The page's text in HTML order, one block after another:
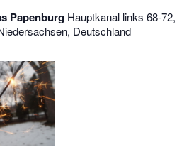
Papenburg Hauptkanal links 68-72,
Deutschland